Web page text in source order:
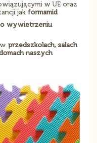
w UE oraz
jak formamid
wywietrzeniu
w przedszkolach, salach
naszych